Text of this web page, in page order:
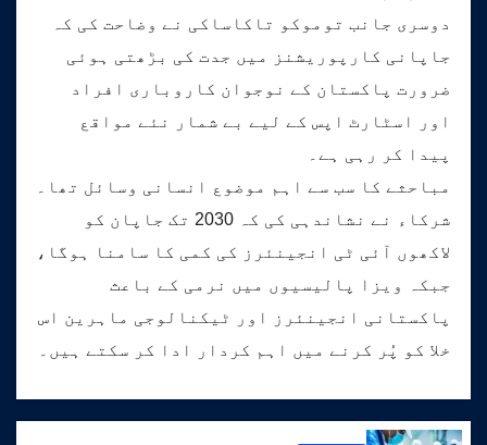
دوسری جانب توموکو تاکاساکی نے وضاحت کی کہ
جاپانی کارپوریشنز میں جدت کی بڑھتی ہوئی
ضرورت پاکستان کے نوجوان کاروباری افراد
اور اسٹارٹ اپس کے لیے بے شمار نئے مواقع
پیدا کر رہی ہے۔
مباحثے کا سب سے اہم موضوع انسانی وسائل تھا۔
شرکاء نے نشاندہی کی کہ 2030 تک جاپان کو
لاکھوں آئی ٹی انجینئرز کی کمی کا سامنا ہوگا،
جبکہ ویزا پالیسیوں میں نرمی کے باعث
پاکستانی انجینئرز اور ٹیکنالوجی ماہرین اس
خلا کو پُر کرنے میں اہم کردار ادا کر سکتے ہیں۔